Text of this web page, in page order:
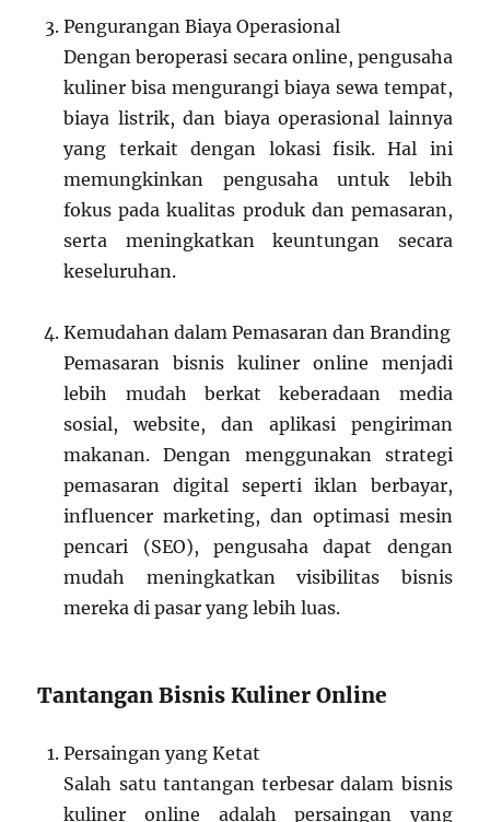
Pengurangan Biaya Operasional
Dengan beroperasi secara online, pengusaha
kuliner bisa mengurangi biaya sewa tempat,
biaya listrik, dan biaya operasional lainnya
yang terkait dengan lokasi fisik. Hal ini
memungkinkan pengusaha untuk lebih
fokus pada kualitas produk dan pemasaran,
serta meningkatkan keuntungan secara
keseluruhan.
Kemudahan dalam Pemasaran dan Branding
Pemasaran bisnis kuliner online menjadi
lebih mudah berkat keberadaan media
sosial, website, dan aplikasi pengiriman
makanan. Dengan menggunakan strategi
pemasaran digital seperti iklan berbayar,
influencer marketing, dan optimasi mesin
pencari (SEO), pengusaha dapat dengan
mudah meningkatkan visibilitas bisnis
mereka di pasar yang lebih luas.
Tantangan Bisnis Kuliner Online
Persaingan yang Ketat
Salah satu tantangan terbesar dalam bisnis
kuliner online adalah persaingan yang